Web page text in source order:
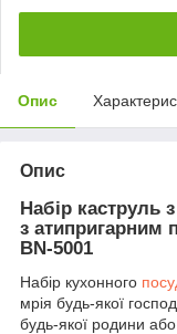
Опис
Опис
Набір каструль
з атипригарним
BN-5001
Набір кухонного
мрія будь-якої
будь-якої родини